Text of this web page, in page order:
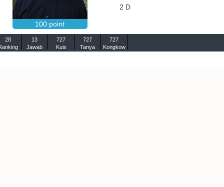
100 point
2 D
28
13
Jawab
727
Kuis
727
Tanya
727
Kongkow